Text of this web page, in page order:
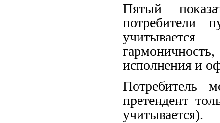
Пятый
потребители
учитывается
исполнения и
Потребитель
претендент
учитывается).